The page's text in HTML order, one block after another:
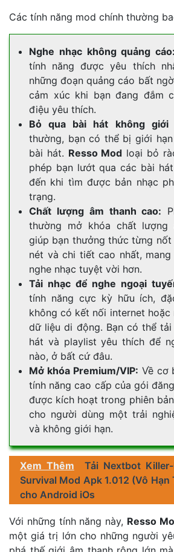
Các tính năng mod chính thường
Nghe nhạc không quảng cáo:
tính năng được yêu thích
những đoạn quảng cáo bất
cảm xúc khi bạn đang đắm
điệu yêu thích.
Bỏ qua bài hát không giới
thường, bạn có thể bị giới
bài hát. Resso Mod loại bỏ
phép bạn lướt qua các bài
đến khi tìm được bản nhạc
trạng.
Chất lượng âm thanh cao:
thường mở khóa chất lượng
giúp bạn thưởng thức từng
nét và chi tiết cao nhất,
nghe nhạc tuyệt vời hơn.
Tải nhạc để nghe ngoại
tính năng cực kỳ hữu ích,
không có kết nối internet hoặc
dữ liệu di động. Bạn có thể
hát và playlist yêu thích để
nào, ở bất cứ đâu.
Mở khóa Premium/VIP: Về cơ
tính năng cao cấp của gói
được kích hoạt trong phiên
cho người dùng một trải
và không giới hạn.
Xem Thêm
Tải Nextbot Killer-
Survival Mod Apk 1.012 (Vô Hạn
cho Android iOs
Với những tính năng này, Resso
một giá trị lớn cho những người